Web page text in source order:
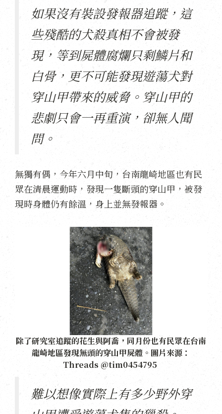
如果沒有裝設發報器追蹤，這
些殘酷的犬殺真相不會被發
現，等到屍體腐爛只剩鱗片和
白骨，更不可能發現遊蕩犬對
穿山甲帶來的威脅。穿山甲的
悲劇只會一再重演，卻無人聞
問。
無獨有偶，今年六月中旬，台南龍崎地區也有民
眾在清晨運動時，發現一隻斷頭的穿山甲，被發
現時身體仍有餘溫，身上並無發報器。
除了研究室追蹤的花生與阿喬，同月份也有民眾在台南
龍崎地區發現無頭的穿山甲屍體。圖片來源：
Threads @tim0454795
難以想像實際上有多少野外穿